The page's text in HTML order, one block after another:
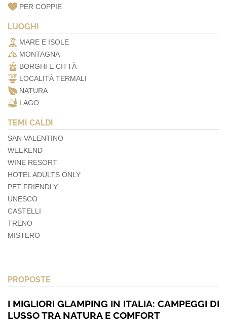
PER COPPIE
LUOGHI
MARE E ISOLE
MONTAGNA
BORGHI E CITTÀ
LOCALITÀ TERMALI
NATURA
LAGO
TEMI CALDI
SAN VALENTINO
WEEKEND
WINE RESORT
HOTEL ADULTS ONLY
PET FRIENDLY
UNESCO
CASTELLI
TRENO
MISTERO
PROPOSTE
I MIGLIORI GLAMPING IN ITALIA: CAMPEGGI DI
LUSSO TRA NATURA E COMFORT